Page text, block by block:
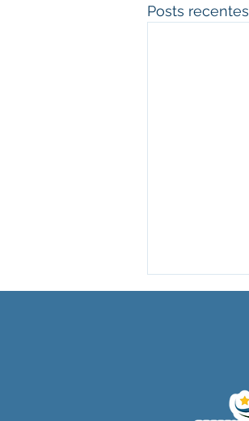
Posts recentes